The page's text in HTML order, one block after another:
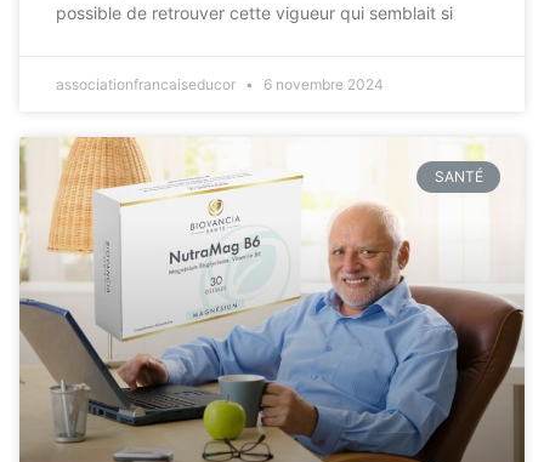
possible de retrouver cette vigueur qui semblait si
associationfrancaiseducor 6 novembre 2024
SANTÉ